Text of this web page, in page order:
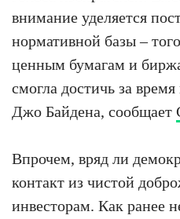
внимание уделяется
нормативной базы –
ценным бумагам и
смогла достичь за
Джо Байдена, сообщает
Впрочем, вряд ли
контакт из чистой
инвесторам. Как ранее